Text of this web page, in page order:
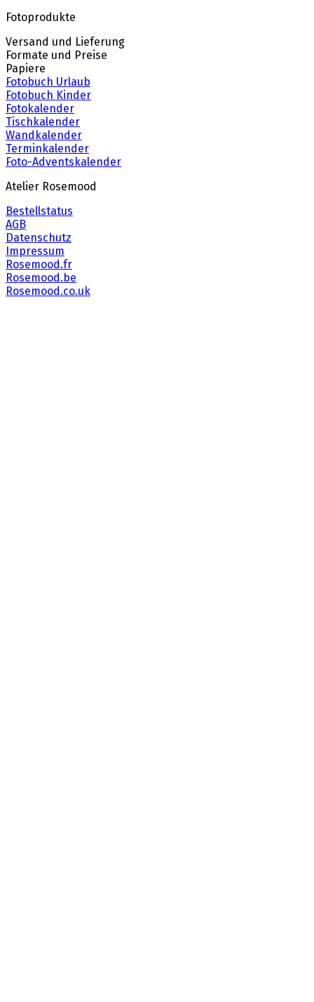
Fotoprodukte
Versand und Lieferung
Formate und Preise
Papiere
Fotobuch Urlaub
Fotobuch Kinder
Fotokalender
Tischkalender
Wandkalender
Terminkalender
Foto-Adventskalender
Atelier Rosemood
Bestellstatus
AGB
Datenschutz
Impressum
Rosemood.fr
Rosemood.be
Rosemood.co.uk